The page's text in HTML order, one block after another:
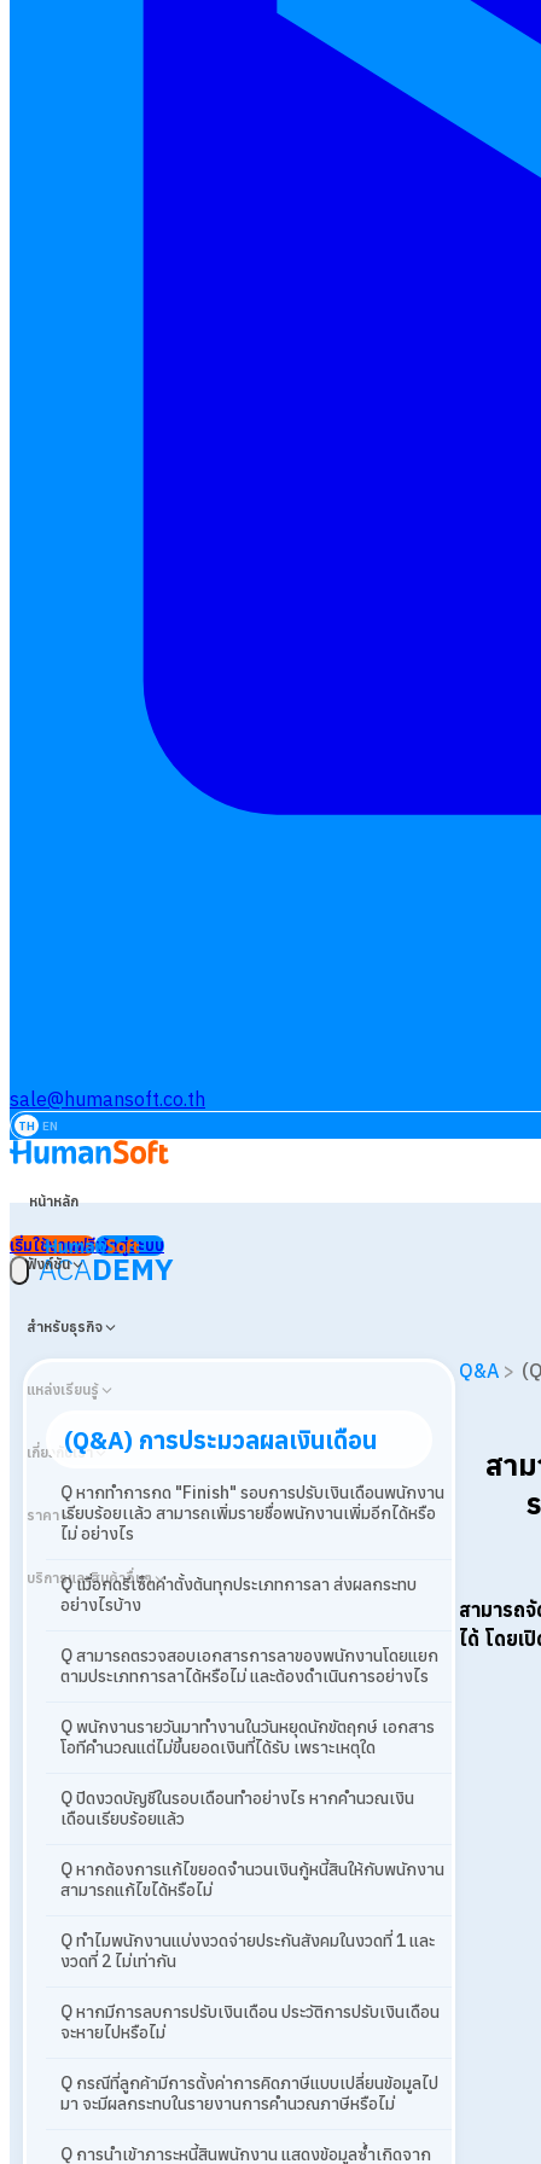
sale@humansoft.co.th
TH EN
หน้าหลัก
ฟังก์ชัน
สำหรับธุรกิจ
แหล่งเรียนรู้
เกี่ยวกับเรา
ราคา
บริการและสินค้าอื่นๆ
เริ่มใช้งานฟรีเข้าสู่ระบบ
ACADEMY
(Q&A) การประมวลผลเงินเดือน
Q หากทำการกด "Finish" รอบการปรับเงินเดือนพนักงาน
เรียบร้อยเเล้ว สามารถเพิ่มรายชื่อพนักงานเพิ่มอีกได้หรือ
ไม่ อย่างไร
Q เมื่อกดรีเซ็ตค่าตั้งต้นทุกประเภทการลา ส่งผลกระทบ
อย่างไรบ้าง
Q สามารถตรวจสอบเอกสารการลาของพนักงานโดยแยก
ตามประเภทการลาได้หรือไม่ และต้องดำเนินการอย่างไร
Q พนักงานรายวันมาทำงานในวันหยุดนักขัตฤกษ์ เอกสาร
โอทีคำนวณแต่ไม่ขึ้นยอดเงินที่ได้รับ เพราะเหตุใด
Q ปิดงวดบัญชีในรอบเดือนทำอย่างไร หากคำนวณเงิน
เดือนเรียบร้อยแล้ว
Q หากต้องการแก้ไขยอดจำนวนเงินกู้หนี้สินให้กับพนักงาน
สามารถแก้ไขได้หรือไม่
Q ทำไมพนักงานแบ่งงวดจ่ายประกันสังคมในงวดที่ 1 และ
งวดที่ 2 ไม่เท่ากัน
Q หากมีการลบการปรับเงินเดือน ประวัติการปรับเงินเดือน
จะหายไปหรือไม่
Q กรณีที่ลูกค้ามีการตั้งค่าการคิดภาษีแบบเปลี่ยนข้อมูลไป
มา จะมีผลกระทบในรายงานการคำนวณภาษีหรือไม่
Q การนำเข้าภาระหนี้สินพนักงาน แสดงข้อมูลซ้ำเกิดจาก
Q&A >
สา
สามารถ
ได้ โดยเ